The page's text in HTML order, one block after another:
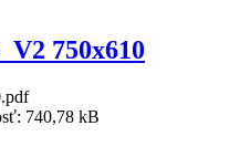
750x610
740,78 kB